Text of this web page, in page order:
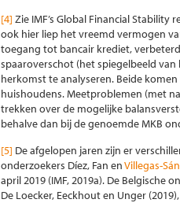
[4] Zie IMF’s Global Financial
ook hier liep het vreemd vermogen
toegang tot bancair krediet,
spaaroverschot (het spiegelbeeld
herkomst te analyseren. Beide
huishoudens. Meetproblemen (met
trekken over de mogelijke
behalve dan bij de genoemde MKB
[5] De afgelopen jaren zijn er
onderzoekers Díez, Fan enVillegas-
april 2019 (IMF, 2019a). De Belgische
De Loecker, Eeckhout en Unger